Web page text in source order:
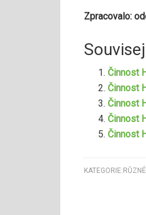
Zpracovalo:
Činnost
Činnost
Činnost
Činnost
Činnost
KATEGORIE: RŮZNÉ